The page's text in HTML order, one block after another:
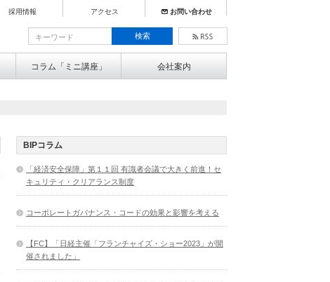
採用情報 アクセス お問い合わせ
コラム「ミニ講座」 会社案内
BIPコラム
「経済安全保障」第１１回 有識者会議で大きく前進！セ
キュリティ・クリアランス制度
コーポレートガバナンス・コードの効果と影響を考える
【FC】「日経主催「フランチャイズ・ショー2023」が開
催されました」